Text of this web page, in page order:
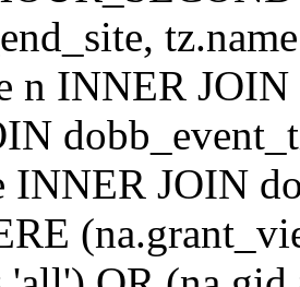
n INNER
INNER JOIN